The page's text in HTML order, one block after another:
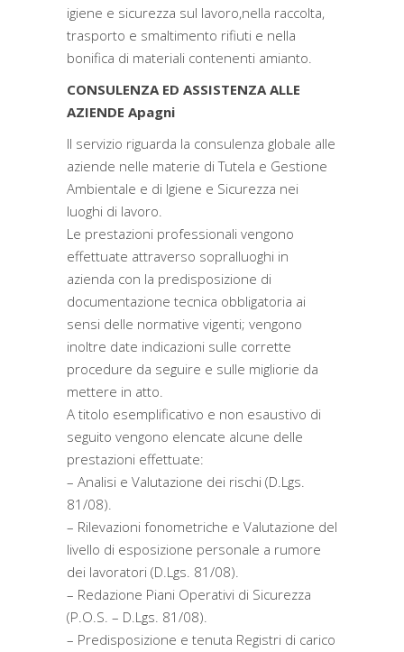
igiene e sicurezza sul lavoro,nella raccolta,
trasporto e smaltimento rifiuti e nella
bonifica di materiali contenenti amianto.
CONSULENZA ED ASSISTENZA ALLE
AZIENDE Apagni
Il servizio riguarda la consulenza globale alle
aziende nelle materie di Tutela e Gestione
Ambientale e di Igiene e Sicurezza nei
luoghi di lavoro.
Le prestazioni professionali vengono
effettuate attraverso sopralluoghi in
azienda con la predisposizione di
documentazione tecnica obbligatoria ai
sensi delle normative vigenti; vengono
inoltre date indicazioni sulle corrette
procedure da seguire e sulle migliorie da
mettere in atto.
A titolo esemplificativo e non esaustivo di
seguito vengono elencate alcune delle
prestazioni effettuate:
– Analisi e Valutazione dei rischi (D.Lgs.
81/08).
– Rilevazioni fonometriche e Valutazione del
livello di esposizione personale a rumore
dei lavoratori (D.Lgs. 81/08).
– Redazione Piani Operativi di Sicurezza
(P.O.S. – D.Lgs. 81/08).
– Predisposizione e tenuta Registri di carico